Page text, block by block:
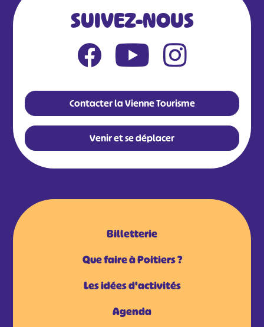
SUIVEZ-NOUS
Contacter la Vienne Tourisme
Venir et se déplacer
Billetterie
Que faire à Poitiers ?
Les idées d'activités
Agenda